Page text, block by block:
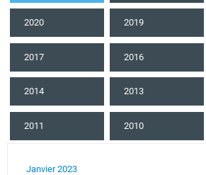
2020 2019
2017 2016
2014 2013
2011 2010
Janvier 2023